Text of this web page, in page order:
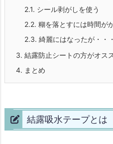
2.1. シール剥がしを使う
2.2. 糊を落とすには時間が
2.3. 綺麗にはなったが・・・
3. 結露防止シートの方がオス
4. まとめ
結露吸水テープとは